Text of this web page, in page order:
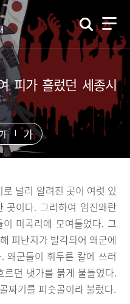
피가 흘렀던 세종시
가
널리 알려진 곳이 여럿 있
곳이다. 그리하여 임진왜란
미곡리에 모여들었다. 그
피난지가 발각되어 왜군에
왜군들이 휘두른 칼에 쓰러
던 냇가를 붉게 물들였다.
짜기를 피숫골이라 불렀다.